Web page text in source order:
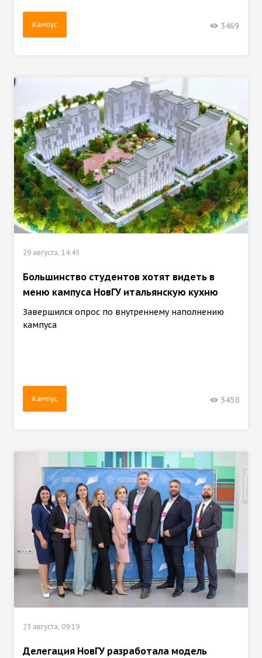
Кампус 3469
29 августа, 14:45
Большинство студентов хотят видеть в
меню кампуса НовГУ итальянскую кухню
Завершился опрос по внутреннему наполнению
кампуса
Кампус 3458
23 августа, 09:19
Делегация НовГУ разработала модель